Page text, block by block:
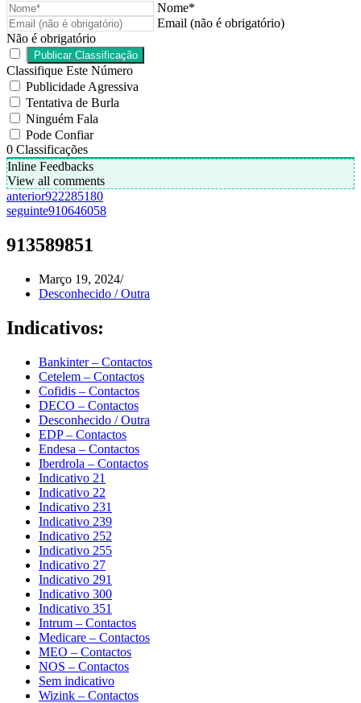
Nome*
Email (não é obrigatório)
Não é obrigatório
Classifique Este Número
Publicidade Agressiva
Tentativa de Burla
Ninguém Fala
Pode Confiar
0 Classificações
Inline Feedbacks
View all comments
anterior922285180
seguinte910646058
913589851
Março 19, 2024
Desconhecido / Outra
Indicativos:
Bankinter – Contactos
Cetelem – Contactos
Cofidis – Contactos
DECO – Contactos
Desconhecido / Outra
EDP – Contactos
Endesa – Contactos
Iberdrola – Contactos
Indicativo 21
Indicativo 22
Indicativo 231
Indicativo 239
Indicativo 252
Indicativo 255
Indicativo 27
Indicativo 291
Indicativo 300
Indicativo 351
Intrum – Contactos
Medicare – Contactos
MEO – Contactos
NOS – Contactos
Sem indicativo
Wizink – Contactos